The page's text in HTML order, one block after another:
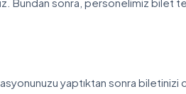
yaptıktan sonra biletinizi